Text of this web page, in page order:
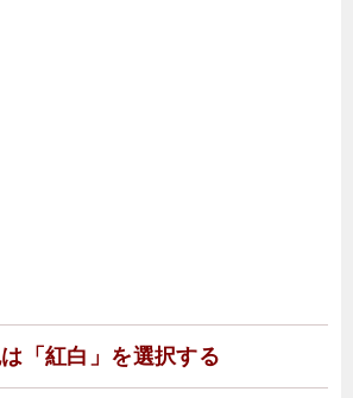
「紅白」を選択する